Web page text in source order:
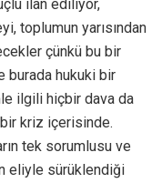
ilan ediliyor,
toplumun yarısından
çünkü bu bir
burada hukuki bir
ilgili hiçbir dava da
kriz içerisinde.
tek sorumlusu ve
eliyle sürüklendiği